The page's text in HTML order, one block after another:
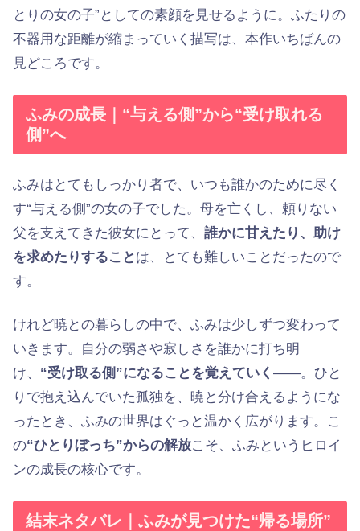
とりの女の子”としての素顔を見せるように。ふたりの
不器用な距離が縮まっていく描写は、本作いちばんの
見どころです。
ふみの成長｜“与える側”から“受け取れる
側”へ
ふみはとてもしっかり者で、いつも誰かのために尽く
す“与える側”の女の子でした。母を亡くし、頼りない
父を支えてきた彼女にとって、 誰かに甘えたり、助け
を求めたりすること は、とても難しいことだったので
す。
けれど暁との暮らしの中で、ふみは少しずつ変わって
いきます。自分の弱さや寂しさを誰かに打ち明
け、 “受け取る側”になることを覚えていく ——。ひと
りで抱え込んでいた孤独を、暁と分け合えるようにな
ったとき、ふみの世界はぐっと温かく広がります。こ
の“ひとりぼっち”からの解放こそ、ふみというヒロイ
ンの成長の核心です。
結末ネタバレ｜ふみが見つけた“帰る場所”